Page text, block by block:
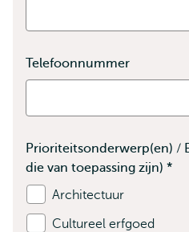
verplicht
Telefoonnummer
Prioriteitsonderwerp(en) /
die van toepassing zijn) *
Architectuur
Cultureel erfgoed